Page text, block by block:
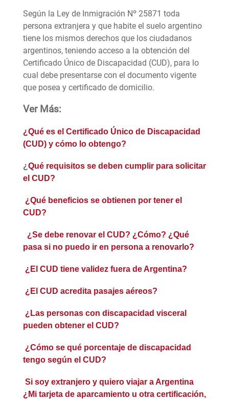
Según la Ley de Inmigración Nº 25871 toda
persona extranjera y que habite el suelo argentino
tiene los mismos derechos que los ciudadanos
argentinos, teniendo acceso a la obtención del
Certificado Único de Discapacidad (CUD), para lo
cual debe presentarse con el documento vigente
que posea y certificado de domicilio.
Ver Más:
¿Qué es el Certificado Único de Discapacidad
(CUD) y cómo lo obtengo?
¿Qué requisitos se deben cumplir para solicitar
el CUD?
¿Qué beneficios se obtienen por tener el
CUD?
¿Se debe renovar el CUD? ¿Cómo? ¿Qué
pasa si no puedo ir en persona a renovarlo?
¿El CUD tiene validez fuera de Argentina?
¿El CUD acredita pasajes aéreos?
¿Las personas con discapacidad visceral
pueden obtener el CUD?
¿Cómo se qué porcentaje de discapacidad
tengo según el CUD?
Si soy extranjero y quiero viajar a Argentina
¿Mi tarjeta de aparcamiento u otra certificación,